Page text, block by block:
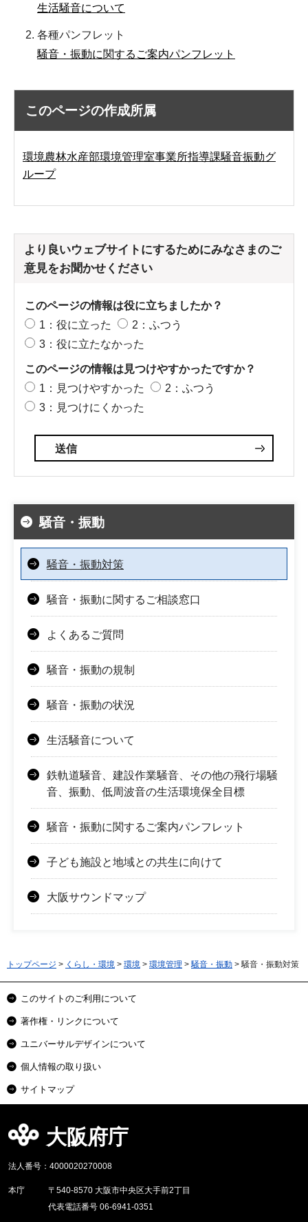
生活騒音について
各種パンフレット
騒音・振動に関するご案内パンフレット
このページの作成所属
環境農林水産部環境管理室事業所指導課騒音振動グ
ループ
より良いウェブサイトにするためにみなさまのご
意見をお聞かせください
このページの情報は役に立ちましたか？
1：役に立った
2：ふつう
3：役に立たなかった
このページの情報は見つけやすかったですか？
1：見つけやすかった
2：ふつう
3：見つけにくかった
騒音・振動
騒音・振動対策
騒音・振動に関するご相談窓口
よくあるご質問
騒音・振動の規制
騒音・振動の状況
生活騒音について
鉄軌道騒音、建設作業騒音、その他の飛行場騒
音、振動、低周波音の生活環境保全目標
騒音・振動に関するご案内パンフレット
子ども施設と地域との共生に向けて
大阪サウンドマップ
トップページ > くらし・環境 > 環境 > 環境管理 >騒音・振動 > 騒音・振動対策
このサイトのご利用について
著作権・リンクについて
ユニバーサルデザインについて
個人情報の取り扱い
サイトマップ
大阪府庁
法人番号：4000020270008
本庁
〒540-8570 大阪市中央区大手前2丁目
代表電話番号 06-6941-0351